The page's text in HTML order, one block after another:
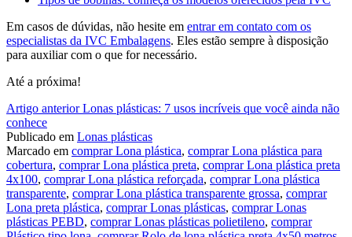
Em casos de dúvidas, não hesite em entrar em contato com os
especialistas da IVC Embalagens. Eles estão sempre à disposição
para auxiliar com o que for necessário.
Até a próxima!
Continue
lendo
Artigo anteriorLonas plásticas: 7 usos incríveis que você ainda não
conhece
Publicado em Lonas plásticas
Marcado em comprar Lona plástica, comprar Lona plástica para
cobertura, comprar Lona plástica preta, comprar Lona plástica preta
4x100, comprar Lona plástica reforçada, comprar Lona plástica
transparente, comprar Lona plástica transparente grossa, comprar
Lona preta plástica, comprar Lonas plásticas, comprar Lonas
plásticas PEBD, comprar Lonas plásticas polietileno, comprar